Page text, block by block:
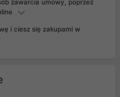
zawarcia umowy, poprzez
i ciesz się zakupami w